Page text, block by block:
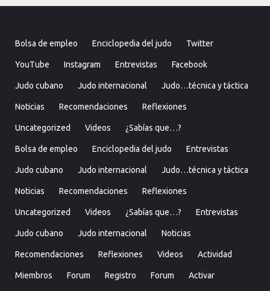
Bolsa de empleo Enciclopedia del judo Twitter
YouTube Instagram Entrevistas Facebook
Judo cubano Judo internacional Judo…técnica y táctica
Noticias Recomendaciones Reflexiones
Uncategorized Videos ¿Sabías que…?
Bolsa de empleo Enciclopedia del judo Entrevistas
Judo cubano Judo internacional Judo…técnica y táctica
Noticias Recomendaciones Reflexiones
Uncategorized Videos ¿Sabías que…? Entrevistas
Judo cubano Judo internacional Noticias
Recomendaciones Reflexiones Videos Actividad
Miembros Forum Registro Forum Activar